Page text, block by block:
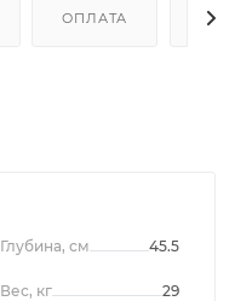
ОПЛАТА
Глубина, см 45.5
Вес, кг 29